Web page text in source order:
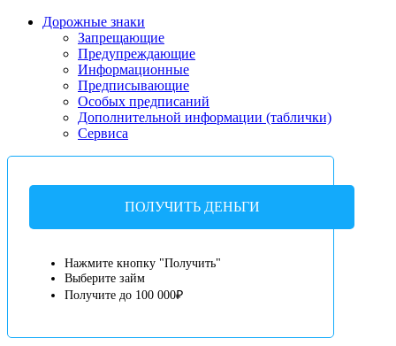
Дорожные знаки
Запрещающие
Предупреждающие
Информационные
Предписывающие
Особых предписаний
Дополнительной информации (таблички)
Сервиса
ПОЛУЧИТЬ ДЕНЬГИ
Нажмите кнопку "Получить"
Выберите займ
Получите до 100 000₽